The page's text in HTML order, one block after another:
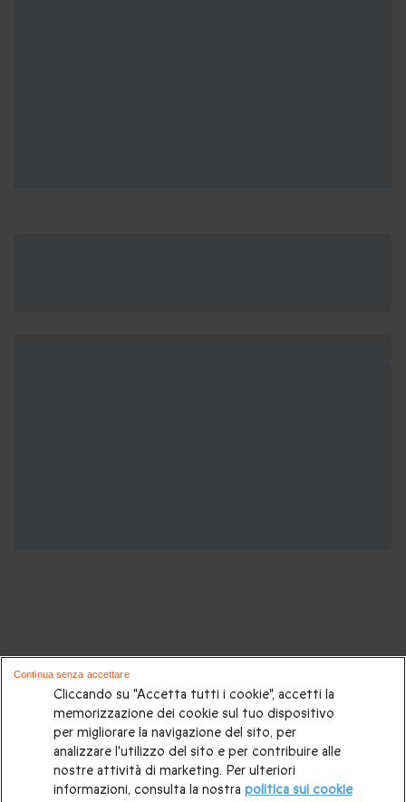
Potrebbero piacerti anche questi cofanetti
regalo:
Cosa regalare?|Idee regalo originali|Perchè regalare una
gift card|Buono regalo|Regali di compleanno
per la coppia|Regalo per matrimonio|Regalo anniversario
Cliccando su "Accetta tutti i cookie", accetti la
memorizzazione dei cookie sul tuo dispositivo
per migliorare la navigazione del sito, per
analizzare l'utilizzo del sito e per contribuire alle
nostre attività di marketing. Per ulteriori
informazioni, consulta la nostra politica sui cookie
Continua senza accettare